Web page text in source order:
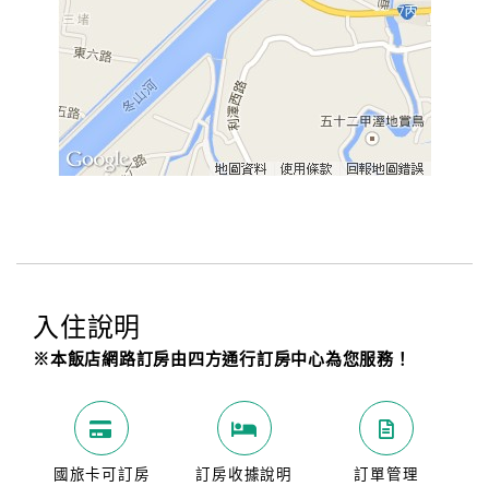
入住說明
※本飯店網路訂房由四方通行訂房中心為您服務！
國旅卡可訂房 訂房收據說明 訂單管理